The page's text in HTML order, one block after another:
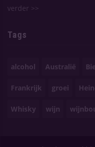
verder >>
Tags
alcohol Australië
Frankrijk groei
Whisky wijn